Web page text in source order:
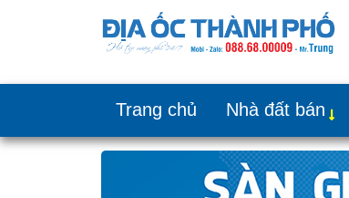
Trang chủ Nhà đất bán